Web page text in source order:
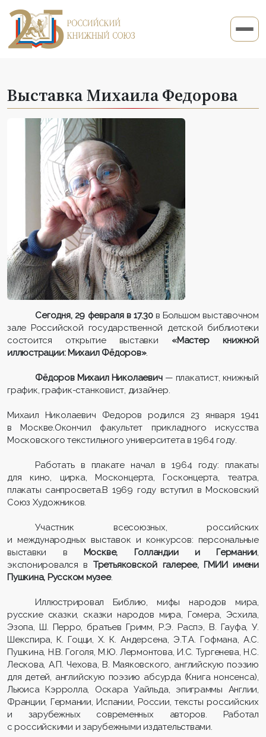
Выставка Михаила Федорова
Сегодня, 29 февраля в 17.30в Большом выставочном
зале Российской государственной детской библиотеки
состоится открытие выставки «Мастер книжной
иллюстрации: Михаил Фёдоров».
Фёдоров Mихаил Николаевич— плакатист, книжный
график, график-станковист, дизайнер.
Михаил Николаевич Федоров родился 23 января 1941
в Москве.Окончил факультет прикладного искусства
Московского текстильного университета в 1964 году.
Работать в плакате начал в 1964 году: плакаты
для кино, цирка, Москонцерта, Госконцерта, театра,
плакаты санпросвета.В 1969 году вступил в Московский
Союз Художников.
Участник всесоюзных, российских
и международных выставок и конкурсов: персональные
выставки в Москве, Голландии и Германии,
экспонировался в Третьяковской галерее, ГМИИ имени
Пушкина, Русском музее.
Иллюстрировал Библию, мифы народов мира,
русские сказки, сказки народов мира, Гомера, Эсхила,
Эзопа, Ш. Перро, братьев Гримм, Р.Э. Распэ, В. Гауфа, У.
Шекспира, К. Гоцци, Х. К. Андерсена, Э.Т.А. Гофмана, А.С.
Пушкина, Н.В. Гоголя, М.Ю. Лермонтова, И.С. Тургенева, Н.С.
Лескова, А.П. Чехова, В. Маяковского, английскую поэзию
для детей, английскую поэзию абсурда (Книга нонсенса),
Льюиса Кэрролла, Оскара Уайльда, эпиграммы Англии,
Франции, Германии, Испании, России, тексты российских
и зарубежных современных авторов. Работал
с российскими и зарубежными издательствами.